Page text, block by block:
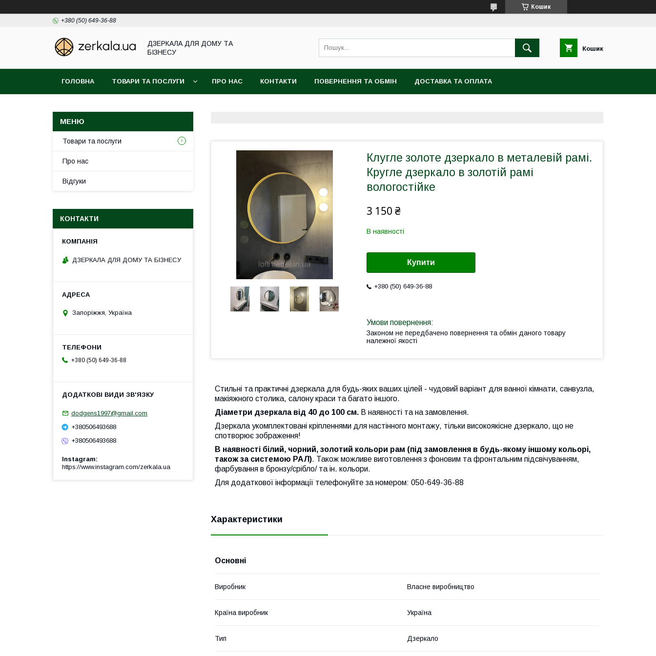
Кошик
+380 (50) 649-36-88
ДЗЕРКАЛА ДЛЯ ДОМУ ТА
БІЗНЕСУ
Кошик
ГОЛОВНА ТОВАРИ ТА ПОСЛУГИ ПРО НАС КОНТАКТИ ПОВЕРНЕННЯ ТА ОБМІН ДОСТАВКА ТА ОПЛАТА
Клугле золоте дзеркало в металевій рамі.
Кругле дзеркало в золотій рамі
вологостійке
3 150 ₴
В наявності
Купити
+380 (50) 649-36-88
Законом не передбачено повернення та обмін даного товару
належної якості
Стильні та практичні дзеркала для будь-яких ваших цілей - чудовий варіант для ванної кімнати, санвузла,
макіяжного столика, салону краси та багато іншого.
Діаметри дзеркала від 40 до 100 см. В наявності та на замовлення.
Дзеркала укомплектовані кріпленнями для настінного монтажу, тільки високоякісне дзеркало, що не
спотворює зображення!
В наявності білий, чорний, золотий кольори рам (під замовлення в будь-якому іншому кольорі,
також за системою РАЛ). Також можливе виготовлення з фоновим та фронтальним підсвічуванням,
фарбування в бронзу/срібло/ та ін. кольори.
Для додаткової інформації телефонуйте за номером: 050-649-36-88
Характеристики
Основні
Виробник Власне виробництво
Країна виробник Україна
Тип Дзеркало
Товари та послуги
Про нас
Відгуки
КОНТАКТИ
ДЗЕРКАЛА ДЛЯ ДОМУ ТА БІЗНЕСУ
Запоріжжя, Україна
+380 (50) 649-36-88
dodgens1997@gmail.com
+380506493688
+380506493688
Instagram
https://www.instagram.com/zerkala.ua